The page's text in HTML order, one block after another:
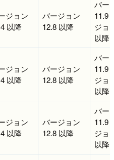
ジョン
以降
バージョン
12.8 以降
バー
11.9
ジョ
以降
ジョン
以降
バージョン
12.8 以降
バー
11.9
ジョ
以降
ジョン
以降
バージョン
12.8 以降
バー
11.9
ジョ
以降